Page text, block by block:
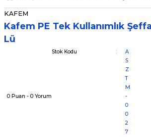
KAFEM
Kafem PE Tek Kullanımlık
Lü
0 Puan - 0 Yorum
Stok Kodu
A
S
Z
T
M
-
0
0
2
7